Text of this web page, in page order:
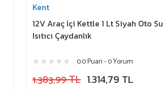
Kent
12V Araç İçi Kettle 1 Lt Siyah Oto Su
Isıtıcı Çaydanlık
0.0 Puan - 0 Yorum
1.383,99 TL 1.314,79 TL